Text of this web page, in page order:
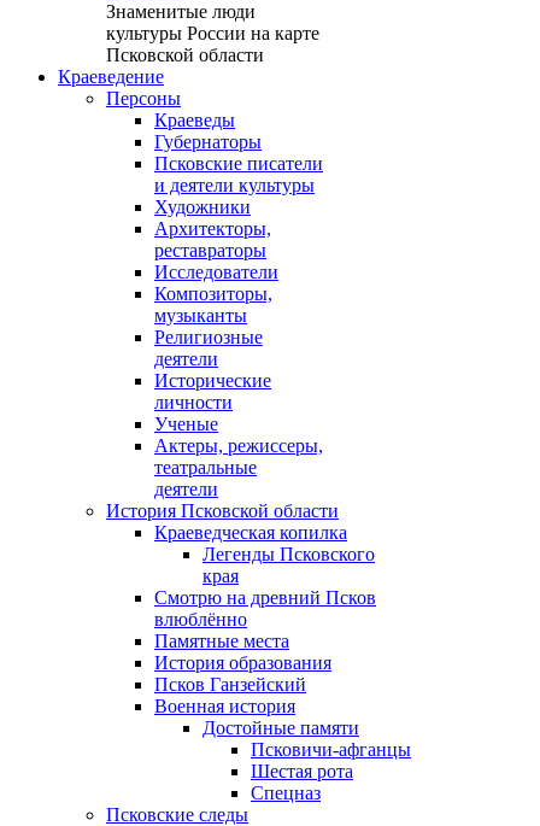
Знаменитые люди
культуры России на карте
Псковской области
Краеведение
Персоны
Краеведы
Губернаторы
Псковские писатели
и деятели культуры
Художники
Архитекторы,
реставраторы
Исследователи
Композиторы,
музыканты
Религиозные
деятели
Исторические
личности
Ученые
Актеры, режиссеры,
театральные
деятели
История Псковской области
Краеведческая копилка
Легенды Псковского
края
Смотрю на древний Псков
влюблённо
Памятные места
История образования
Псков Ганзейский
Военная история
Достойные памяти
Псковичи-афганцы
Шестая рота
Спецназ
Псковские следы